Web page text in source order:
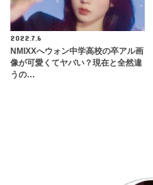
2022.7.6
NMIXXへウォン中学高校の卒アル画
像が可愛くてヤバい？現在と全然違
うの…